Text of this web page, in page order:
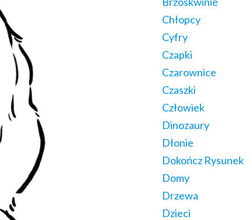
Chłopcy
Cyfry
Czapki
Czarownice
Czaszki
Człowiek
Dinozaury
Dłonie
Dokończ Rysunek
Domy
Drzewa
Dzieci